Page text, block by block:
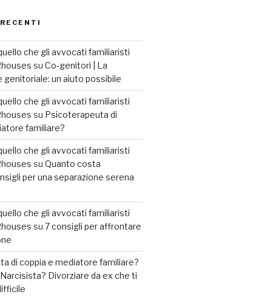
che gli avvocati familiaristi
su Co-genitori | La
genitoriale: un aiuto possibile
che gli avvocati familiaristi
su Psicoterapeuta di
familiare?
che gli avvocati familiaristi
su Quanto costa
per una separazione serena
che gli avvocati familiaristi
su 7 consigli per affrontare
di coppia e mediatore familiare?
Narcisista? Divorziare da ex che ti